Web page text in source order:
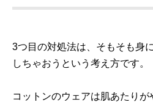
3つ目の対処法は、そもそも身
しちゃおうという考え方です。
コットンのウェアは肌あたり